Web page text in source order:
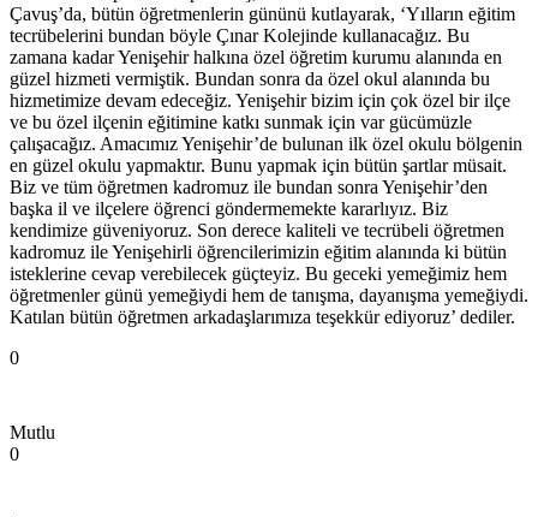
Çavuş’da, bütün öğretmenlerin gününü kutlayarak, ‘Yılların eğitim
tecrübelerini bundan böyle Çınar Kolejinde kullanacağız. Bu
zamana kadar Yenişehir halkına özel öğretim kurumu alanında en
güzel hizmeti vermiştik. Bundan sonra da özel okul alanında bu
hizmetimize devam edeceğiz. Yenişehir bizim için çok özel bir ilçe
ve bu özel ilçenin eğitimine katkı sunmak için var gücümüzle
çalışacağız. Amacımız Yenişehir’de bulunan ilk özel okulu bölgenin
en güzel okulu yapmaktır. Bunu yapmak için bütün şartlar müsait.
Biz ve tüm öğretmen kadromuz ile bundan sonra Yenişehir’den
başka il ve ilçelere öğrenci göndermemekte kararlıyız. Biz
kendimize güveniyoruz. Son derece kaliteli ve tecrübeli öğretmen
kadromuz ile Yenişehirli öğrencilerimizin eğitim alanında ki bütün
isteklerine cevap verebilecek güçteyiz. Bu geceki yemeğimiz hem
öğretmenler günü yemeğiydi hem de tanışma, dayanışma yemeğiydi.
Katılan bütün öğretmen arkadaşlarımıza teşekkür ediyoruz’ dediler.
0
Mutlu
0